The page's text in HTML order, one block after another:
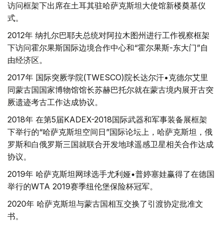
访问框架下出席在土耳其驻哈萨克斯坦大使馆新楼奠基仪
式。
2012年 纳扎尔巴耶夫总统对阿拉木图州进行工作视察框架
下访问霍尔果斯国际边境合作中心和“霍尔果斯-东大门”自
由经济区。
2017年 国际突厥学院(TWESCO)院长达尔汗•克德尔艾里
同蒙古国国家博物馆馆长苏赫巴托尔就在蒙古境内展开古突
厥遗迹考古工作达成协议。
2018年 在第5届KADEX-2018国际武器和军事装备展框架
下举行的“哈萨克斯坦空间日”国际论坛上，哈萨克斯坦，俄
罗斯和白俄罗斯三国就联合开发地球遥感卫星相关合作达成
协议。
2019年 哈萨克斯坦网球选手尤利娅•普婷塞娃赢得了在德国
举行的WTA 2019赛季纽伦堡保险杯冠军。
2020年 哈萨克斯坦与蒙古国相互交换了引渡协定批准文
书。